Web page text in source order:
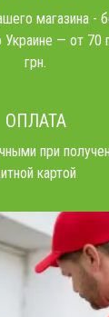
магазина -
— от 70
грн.
ОПЛАТА
при
картой